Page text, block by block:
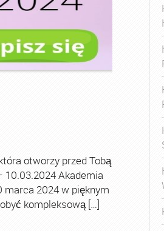
otworzy przed Tobą
Akademia
marca 2024 w pięknym
kompleksową […]